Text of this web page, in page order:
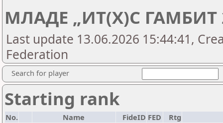
МЛАДЕ „ИT(Х)С ГАМБИТ
Last update 13.06.2026 15:44:41,
Federation
Search for player
Starting rank
No. Name FideID FED
Rtg